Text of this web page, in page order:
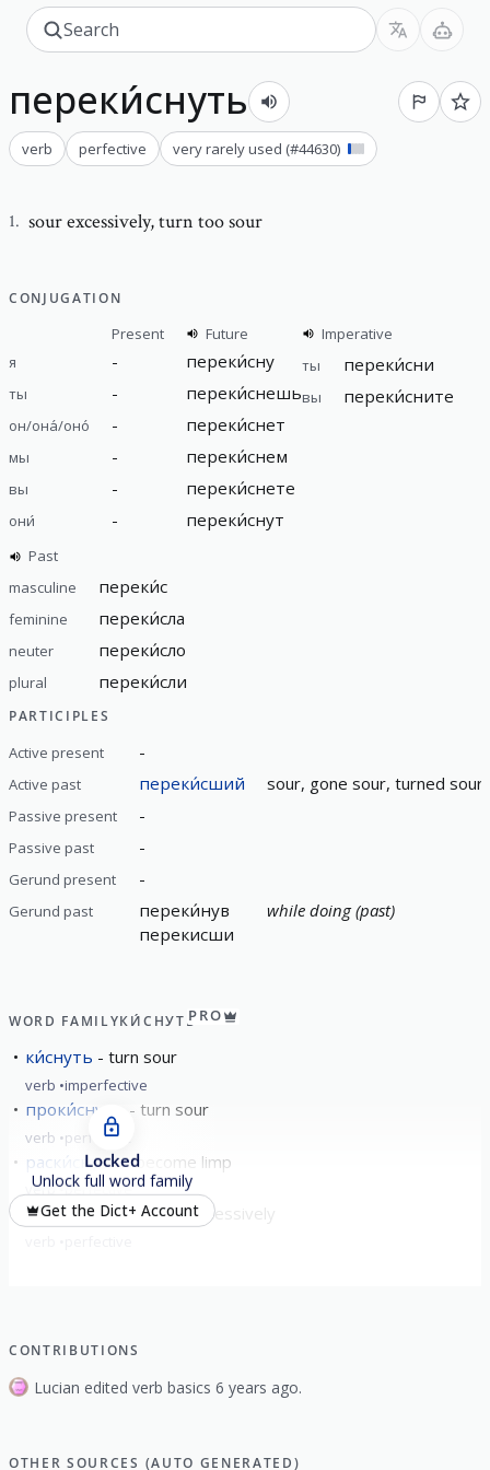
переки́снуть
verb perfective very rarely used (#44630)
1. sour excessively,turn too sour
CONJUGATION
Present
Future
я
- переки́сну
ты - переки́снешь
он/она́/оно́ - переки́снет
мы - переки́снем
вы - переки́снете
они́ - переки́снут
Imperative
ты
переки́сни
вы переки́сните
Past
masculine
переки́с
feminine переки́сла
neuter переки́сло
plural переки́сли
PARTICIPLES
Active present -
Active past переки́сший sour, gone sour, turned
Passive present -
Passive past -
Gerund present -
Gerund past
переки́нув
перекисши
while doing (past)
WORD FAMILYКИ́СНУТЬPRO
ки́снуть turn sour
verb imperfective
проки́снуть turn sour
verb perfective
раски́снуть become limp
verb perfective
переки́снуть sour excessively
Locked
Unlock full word family
Get the Dict+ Account
CONTRIBUTIONS
Lucian edited verb basics 6 years ago.
OTHER SOURCES (AUTO GENERATED)